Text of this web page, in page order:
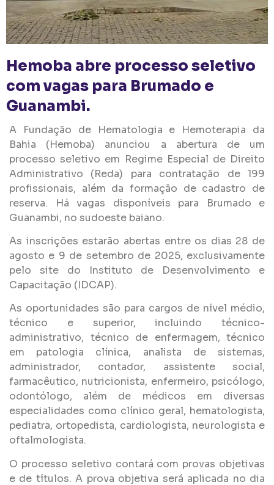
Hemoba abre processo seletivo
com vagas para Brumado e
Guanambi.
A Fundação de Hematologia e Hemoterapia da
Bahia (Hemoba) anunciou a abertura de um
processo seletivo em Regime Especial de Direito
Administrativo (Reda) para contratação de 199
profissionais, além da formação de cadastro de
reserva. Há vagas disponíveis para Brumado e
Guanambi, no sudoeste baiano.
As inscrições estarão abertas entre os dias 28 de
agosto e 9 de setembro de 2025, exclusivamente
pelo site do Instituto de Desenvolvimento e
Capacitação (IDCAP).
As oportunidades são para cargos de nível médio,
técnico e superior, incluindo técnico-
administrativo, técnico de enfermagem, técnico
em patologia clínica, analista de sistemas,
administrador, contador, assistente social,
farmacêutico, nutricionista, enfermeiro, psicólogo,
odontólogo, além de médicos em diversas
especialidades como clínico geral, hematologista,
pediatra, ortopedista, cardiologista, neurologista e
oftalmologista.
O processo seletivo contará com provas objetivas
e de títulos. A prova objetiva será aplicada no dia